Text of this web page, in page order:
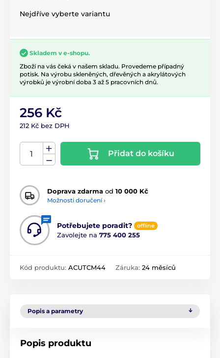
Nejdříve vyberte variantu
Skladem v e-shopu.
Zboží na vás čeká v našem skladu. Provedeme případný
potisk. Na výrobu skleněných, dřevěných a akrylátových
výrobků je výrobní doba 3 až 5 pracovních dnů.
256 Kč
212 Kč bez DPH
Přidat do košíku
Doprava zdarma od 10 000 Kč
Možnosti doručení ›
Potřebujete poradit? offline
Zavolejte na 775 400 255
Kód produktu: ACUTCM44 Záruka: 24 měsíců
Popis a parametry
Popis produktu